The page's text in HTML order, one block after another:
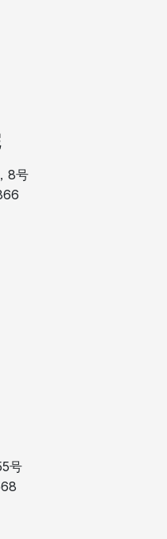
8号
号